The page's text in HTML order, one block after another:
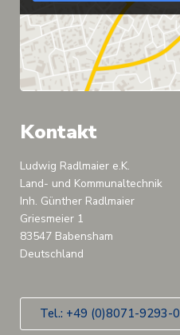
Kontakt
Ludwig Radlmaier e.K.
Land- und Kommunaltechnik
Inh. Günther Radlmaier
Griesmeier 1
83547 Babensham
Deutschland
Tel.: +49 (0)8071-9293-0